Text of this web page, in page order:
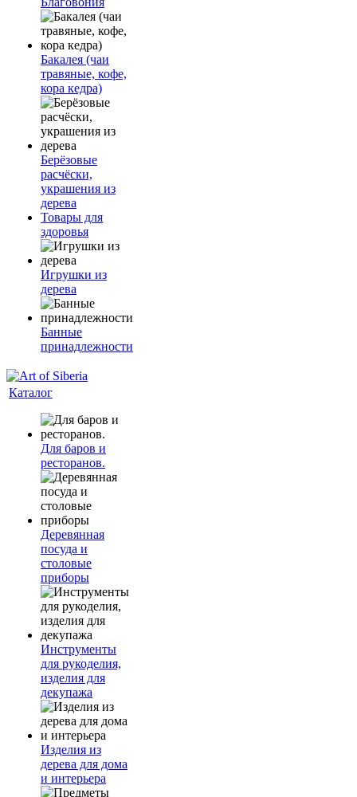
Бакалея (чаи
травяные, кофе,
кора кедра)
Берёзовые
расчёски,
украшения из
дерева
Товары для
здоровья
Игрушки из
дерева
Банные
принадлежности
Каталог
Для баров и
ресторанов.
Деревянная
посуда и
столовые
приборы
Инструменты
для рукоделия,
изделия для
декупажа
Изделия из
дерева для дома
и интерьера